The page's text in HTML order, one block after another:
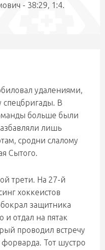
- 38:29, 1:4.
удалениями,
спецбригады. В
больше были
лишь
сродни слалому
Сытого.
трети. На 27-й
хоккеистов
защитника
и отдал на пятак
проводил встречу
Тот шустро